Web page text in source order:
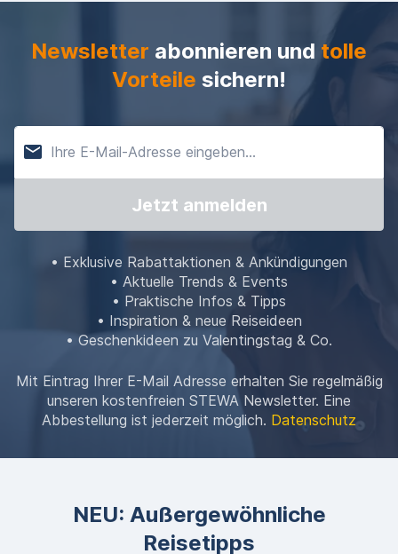
Newsletter abonnieren und tolle
Vorteile sichern!
Jetzt anmelden
• Exklusive Rabattaktionen & Ankündigungen
• Aktuelle Trends & Events
• Praktische Infos & Tipps
• Inspiration & neue Reiseideen
• Geschenkideen zu Valentingstag & Co.
Mit Eintrag Ihrer E-Mail Adresse erhalten Sie regelmäßig
unseren kostenfreien STEWA Newsletter. Eine
Abbestellung ist jederzeit möglich. Datenschutz
NEU: Außergewöhnliche
Reisetipps